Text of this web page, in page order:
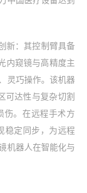
新：其控制臂具备
内窥镜与高精度主
灵巧操作。该机器
可达性与复杂切割
伤。在远程手术方
稳定同步，为远程
机器人在智能化与